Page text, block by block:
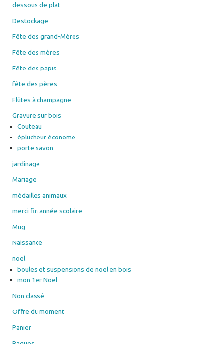
dessous de plat
Destockage
Fête des grand-Mères
Fête des mères
Fête des papis
fête des pères
Flûtes à champagne
Gravure sur bois
Couteau
éplucheur économe
porte savon
jardinage
Mariage
médailles animaux
merci fin année scolaire
Mug
Naissance
noel
boules et suspensions de noel en bois
mon 1er Noel
Non classé
Offre du moment
Panier